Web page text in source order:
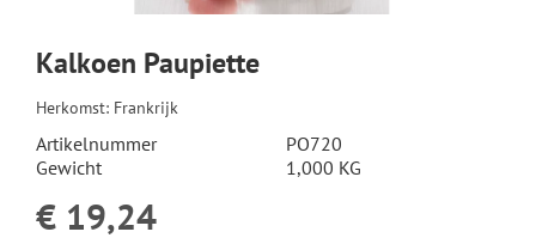
SCHAPENKAAS
WITSCHIMMELKAAS
Kalkoen Paupiette
Herkomst: Frankrijk
Artikelnummer
PO720
Gewicht
1,000 KG
€ 19,24